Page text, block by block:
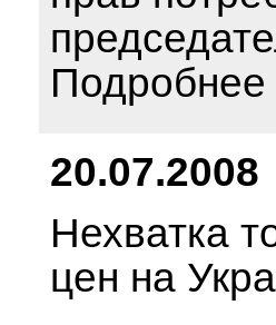
Подробнее
20.07.2008
Нехватка
цен на